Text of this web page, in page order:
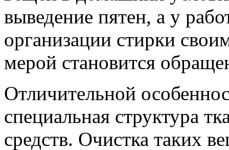
выведение пятен, а у
организации стирки
мерой становится
Отличительной
специальная структура
средств. Очистка таких